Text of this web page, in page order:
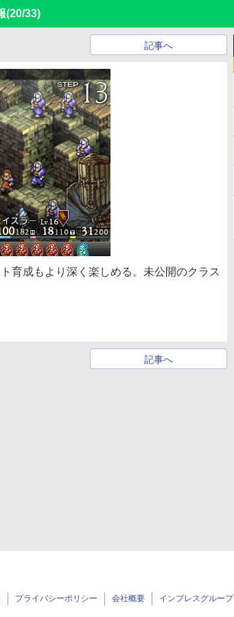
(20/33)
記事へ
育成もより深く楽しめる。未公開のクラス
記事へ
プライバシーポリシー 会社概要 インプレスグループ